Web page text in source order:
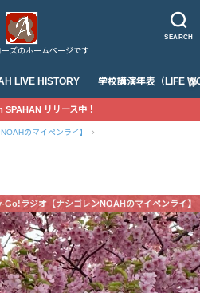
SEARCH
ズのホームページです
LIVE HISTORY 学校講演年表（LIFE
リリース中！
のマイペンライ】
Go!ラジオ【ナシゴレンNOAHのマイペンライ】